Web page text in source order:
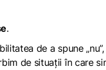
.
de a spune
de situații în care